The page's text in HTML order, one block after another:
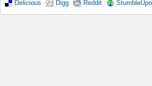
Delicious Digg Reddit